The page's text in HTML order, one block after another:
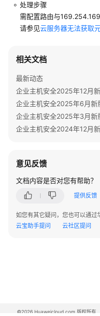
通
用
参
产
品
术
语
责
任
服
级
协
源
处理步骤
需配置路由与
请参见云服务器无法获取
相关文档
最新动态
企业主机安全2025年12月
企业主机安全2025年6月新
企业主机安全2025年3月新
企业主机安全2024年12月
意见反馈
文档内容是否对您有帮助？
提供反馈
如您有其它疑问，您也可以通
云宝助手提问
云社区提问
©2026 Huaweicloud.com 版权所有